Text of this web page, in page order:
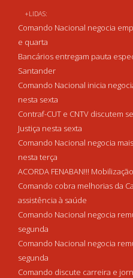
+LIDAS:
Comando Nacional negocia
e quarta
Bancários entregam pauta
Santander
Comando Nacional inicia
nesta sexta
Contraf-CUT e CNTV discutem
Justiça nesta sexta
Comando Nacional negocia
nesta terça
ACORDA FENABAN!!!
Comando cobra melhorias da
assistência à saúde
Comando Nacional negocia
segunda
Comando Nacional negocia
segunda
Comando discute carreira e